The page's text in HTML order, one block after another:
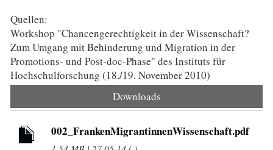
Quellen:
Workshop "Chancengerechtigkeit in der Wissenschaft?
Zum Umgang mit Behinderung und Migration in der
Promotions- und Post-doc-Phase" des Instituts für
Hochschulforschung (18./19. November 2010)
Downloads
002_FrankenMigrantinnenWissenschaft.pdf